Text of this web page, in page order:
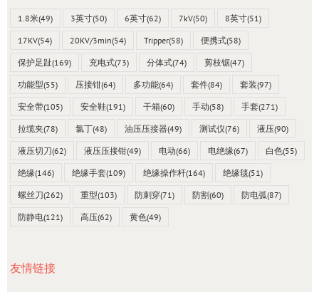
1.8米(49) 3英寸(50) 6英寸(62) 7kV(50) 8英寸(51)
17KV(54) 20KV/3min(54) Tripper(58) 便携式(58)
保护足趾(169) 充电式(73) 分体式(74) 剪枝锯(47)
功能型(55) 压接钳(64) 多功能(64) 套件(84) 套装(97)
安全带(105) 安全鞋(191) 干箱(60) 手动(58) 手套(271)
拉缆夹(78) 氯丁(48) 油压压接器(49) 测试仪(76) 液压(90)
液压切刀(62) 液压压接钳(49) 电动(66) 电绝缘(67) 白色(55)
绝缘(146) 绝缘手套(109) 绝缘操作杆(164) 绝缘毯(51)
螺丝刀(262) 重型(103) 防刺穿(71) 防割(60) 防电弧(87)
防静电(121) 高压(62) 黄色(49)
友情链接